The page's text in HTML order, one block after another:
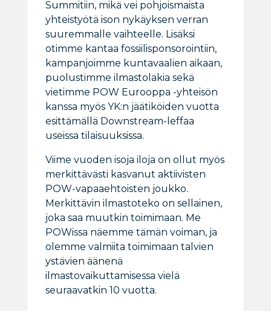
Summitiin, mikä vei pohjoismaista
yhteistyötä ison nykäyksen verran
suuremmalle vaihteelle. Lisäksi
otimme kantaa fossiilisponsorointiin,
kampanjoimme kuntavaalien aikaan,
puolustimme ilmastolakia sekä
vietimme POW Eurooppa -yhteisön
kanssa myös YK:n jäätiköiden vuotta
esittämällä Downstream-leffaa
useissa tilaisuuksissa.
Viime vuoden isoja iloja on ollut myös
merkittävästi kasvanut aktiivisten
POW-vapaaehtoisten joukko.
Merkittävin ilmastoteko on sellainen,
joka saa muutkin toimimaan. Me
POWissa näemme tämän voiman, ja
olemme valmiita toimimaan talvien
ystävien äänenä
ilmastovaikuttamisessa vielä
seuraavatkin 10 vuotta.